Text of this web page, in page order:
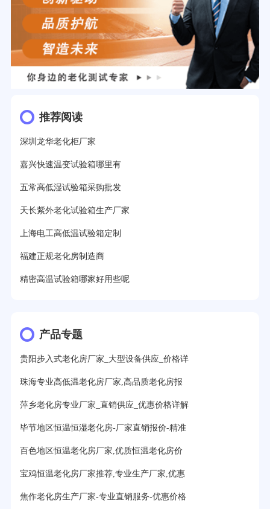
推荐阅读
深圳龙华老化柜厂家
嘉兴快速温变试验箱哪里有
五常高低湿试验箱采购批发
天长紫外老化试验箱生产厂家
上海电工高低温试验箱定制
福建正规老化房制造商
精密高温试验箱哪家好用些呢
产品专题
贵阳步入式老化房厂家_大型设备供应_价格详
珠海专业高低温老化房厂家,高品质老化房报
萍乡老化房专业厂家_直销供应_优惠价格详解
毕节地区恒温恒湿老化房-厂家直销报价-精准
百色地区恒温老化房厂家,优质恒温老化房价
宝鸡恒温老化房厂家推荐,专业生产厂家,优惠
焦作老化房生产厂家-专业直销服务-优惠价格